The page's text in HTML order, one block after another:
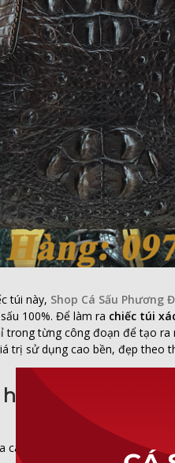
túi này, Shop Cá Sấu Phương
100%. Để làm ra chiếc túi
trong từng công đoạn để tạo
trị sử dụng cao bền, đẹp theo
) – Tặng
cá sấu. Bên trong lót da bò (có